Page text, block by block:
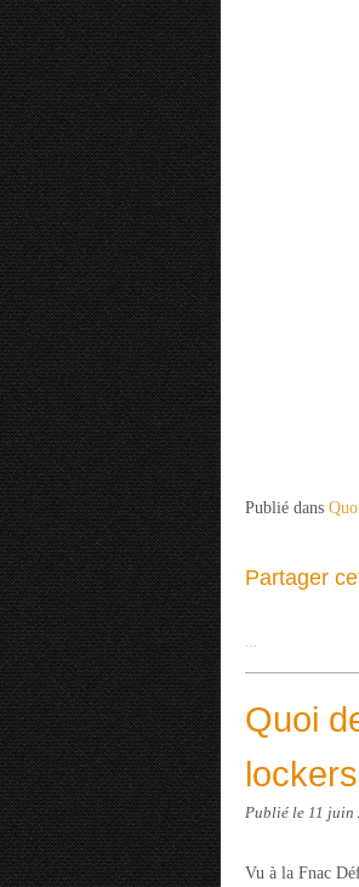
Publié dans
Partager
Quoi
Publié le 11 juin
Vu à la Fnac